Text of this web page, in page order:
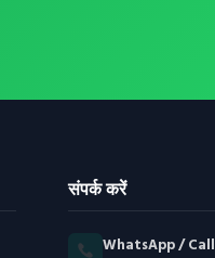
संपर्क करें
WhatsApp / Call